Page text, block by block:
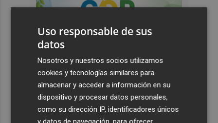
Uso responsable de sus
datos
Nosotros y nuestros socios utilizamos
cookies y tecnologías similares para
almacenar y acceder a información en su
dispositivo y procesar datos personales,
como su dirección IP, identificadores únicos